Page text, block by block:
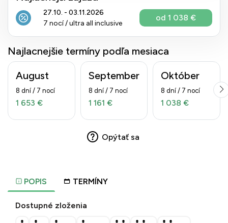
POPIS TERMÍNY
Dostupné zloženia
27.10. - 03.11.2026
7 nocí / ultra all inclusive
od 1 038 €
Najlacnejšie termíny podľa mesiaca
August
8 dní / 7 nocí
1 653 €
September
8 dní / 7 nocí
1 161 €
Október
8 dní / 7 nocí
1 038 €
Opýtať sa